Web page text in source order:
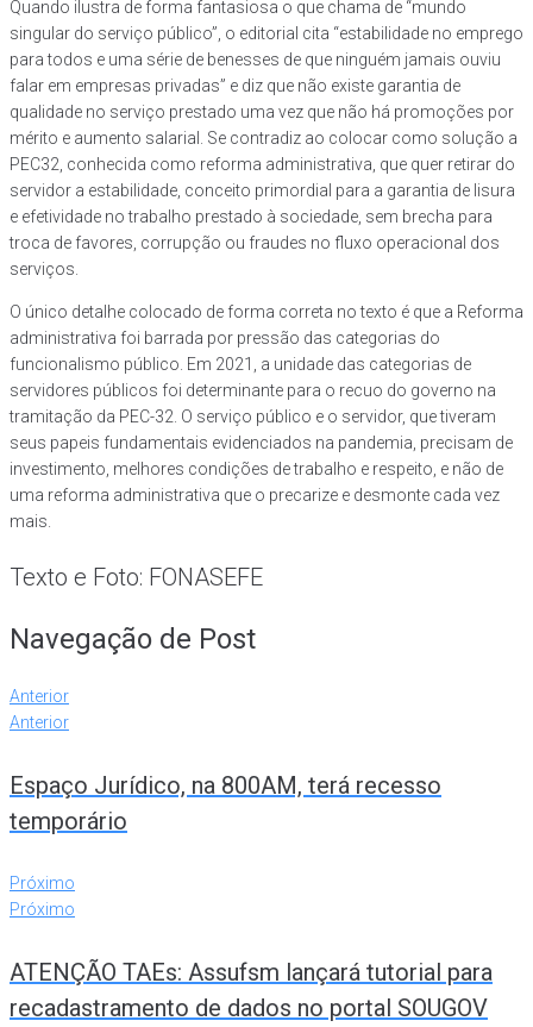
Quando ilustra de forma fantasiosa o que chama de “mundo
singular do serviço público”, o editorial cita “estabilidade no emprego
para todos e uma série de benesses de que ninguém jamais ouviu
falar em empresas privadas” e diz que não existe garantia de
qualidade no serviço prestado uma vez que não há promoções por
mérito e aumento salarial. Se contradiz ao colocar como solução a
PEC32, conhecida como reforma administrativa, que quer retirar do
servidor a estabilidade, conceito primordial para a garantia de lisura
e efetividade no trabalho prestado à sociedade, sem brecha para
troca de favores, corrupção ou fraudes no fluxo operacional dos
serviços.
O único detalhe colocado de forma correta no texto é que a Reforma
administrativa foi barrada por pressão das categorias do
funcionalismo público. Em 2021, a unidade das categorias de
servidores públicos foi determinante para o recuo do governo na
tramitação da PEC-32. O serviço público e o servidor, que tiveram
seus papeis fundamentais evidenciados na pandemia, precisam de
investimento, melhores condições de trabalho e respeito, e não de
uma reforma administrativa que o precarize e desmonte cada vez
mais.
Texto e Foto: FONASEFE
Navegação de Post
Anterior
Anterior
Espaço Jurídico, na 800AM, terá recesso
temporário
Próximo
Próximo
ATENÇÃO TAEs: Assufsm lançará tutorial para
recadastramento de dados no portal SOUGOV